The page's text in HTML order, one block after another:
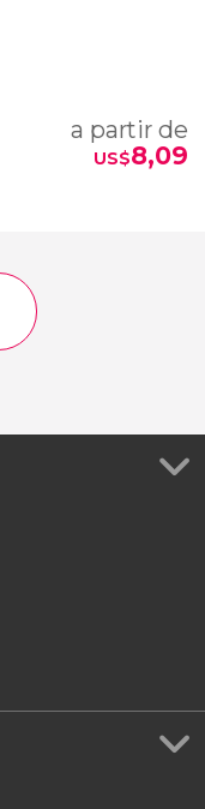
a partir de
US$8,09